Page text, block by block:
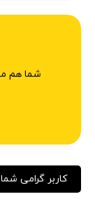
شما هم
کاربر گرامی